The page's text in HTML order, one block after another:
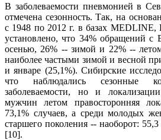
В заболеваемости пневмонией в
отмечена сезонность. Так, на
с 1948 по 2012 г. в базах
установлено, что 34% обращений
осенью, 26% -- зимой и 22% --
наиболее частыми зимой и весной
и январе (25,1%). Сибирские
что наблюдались сезонные
заболеваемости, но и
мужчин летом правосторонняя
73,1% случаев, а среди молодых
старшего поколения -- наоборот:
[10].